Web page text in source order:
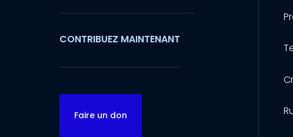
CONTRIBUEZ MAINTENANT
Faire un don